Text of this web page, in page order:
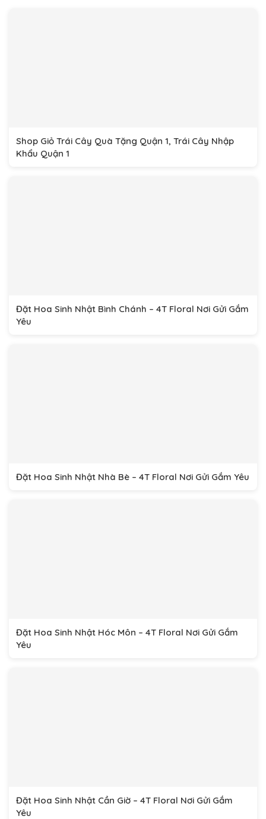
Shop Giỏ Trái Cây Quà Tặng Quận 1, Trái Cây Nhập
Khẩu Quận 1
Đặt Hoa Sinh Nhật Bình Chánh – 4T Floral Nơi Gửi Gắm
Yêu
Đặt Hoa Sinh Nhật Nhà Bè – 4T Floral Nơi Gửi Gắm Yêu
Đặt Hoa Sinh Nhật Hóc Môn – 4T Floral Nơi Gửi Gắm
Yêu
Đặt Hoa Sinh Nhật Cần Giờ – 4T Floral Nơi Gửi Gắm
Yêu